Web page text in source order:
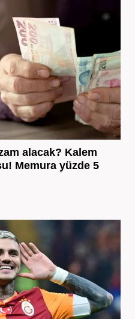
alacak? Kalem
Memura yüzde 5